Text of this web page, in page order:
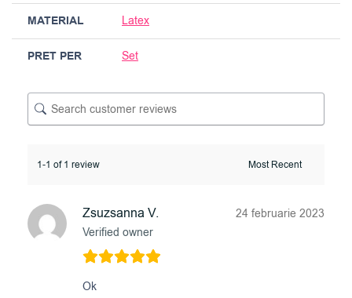
MATERIAL Latex
PRET PER Set
1-1 of 1 review
Zsuzsanna V.
Verified owner
24 februarie 2023
Ok